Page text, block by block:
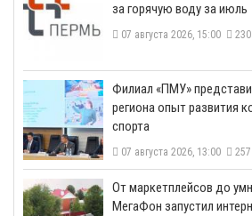
за горячую воду за июль
07 августа 2026, 15:00 230
​Филиал «ПМУ»
региона опыт развития
спорта
07 августа 2026, 13:00 257
От маркетплейсов до
МегаФон запустил